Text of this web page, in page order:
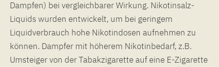
Dampfen) bei vergleichbarer Wirkung. Nikotinsalz-
Liquids wurden entwickelt, um bei geringem
Liquidverbrauch hohe Nikotindosen aufnehmen zu
können. Dampfer mit höherem Nikotinbedarf, z.B.
Umsteiger von der Tabakzigarette auf eine E-Zigarette